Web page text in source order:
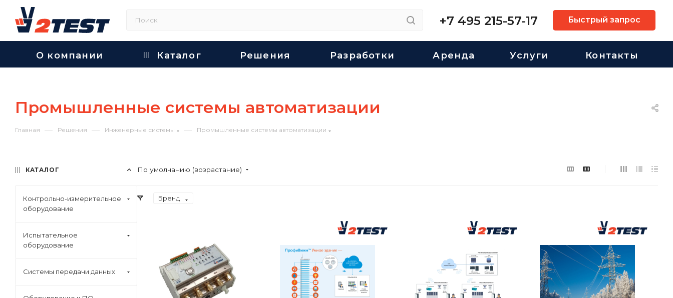
+7 495 215-57-17 Быстрый запрос
О компании Каталог Решения Разработки Аренда Услуги Контакты
Промышленные системы автоматизации
Главная — Решения — Инженерные системы — Промышленные системы автоматизации
По умолчанию (возрастание)
Бренд
КАТАЛОГ
Контрольно-измерительное
оборудование
Испытательное
оборудование
Системы передачи данных